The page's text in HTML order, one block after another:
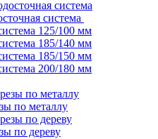
система
125/100 мм
185/140 мм
185/150 мм
200/180 мм
по металлу
по дереву